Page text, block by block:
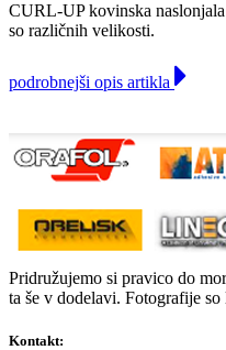
CURL-UP kovinska
so različnih velikosti.
podrobnejši opis artikla
Pridružujemo si pravico do
ta še v dodelavi. Fotografije
Kontakt: